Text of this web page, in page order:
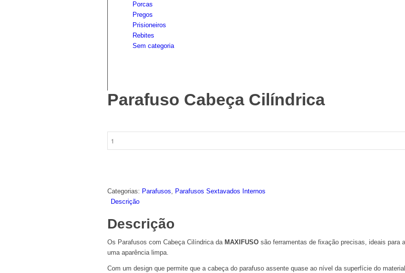
Porcas
Pregos
Prisioneiros
Rebites
Sem categoria
Parafuso Cabeça Cilíndrica
Categorias: Parafusos, Parafusos Sextavados Internos
Descrição
Descrição
Os Parafusos com Cabeça Cilíndrica da MAXIFUSO são ferramentas de fixação precisas, ideais para
uma aparência limpa.
Com um design que permite que a cabeça do parafuso assente quase ao nível da superfície do